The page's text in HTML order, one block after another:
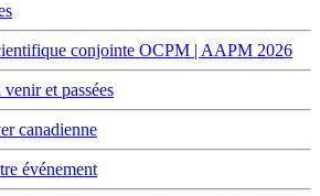
conjointe OCPM | AAPM 2026
et passées
canadienne
événement